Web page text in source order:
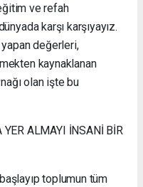
ve refah
karşı karşıyayız.
değerleri,
kaynaklanan
olan işte bu
ALMAYI İNSANİ BİR
toplumun tüm